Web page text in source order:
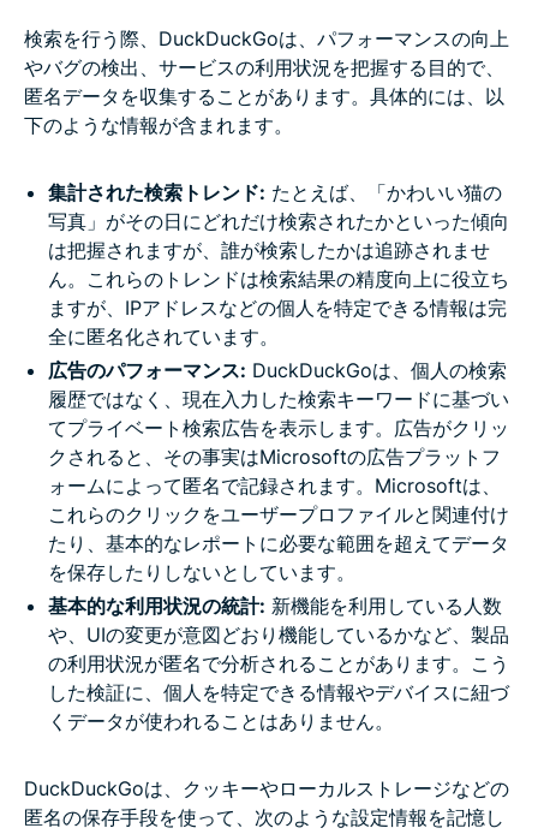
検索を行う際、DuckDuckGoは、パフォーマンスの向上
やバグの検出、サービスの利用状況を把握する目的で、
匿名データを収集することがあります。具体的には、以
下のような情報が含まれます。
集計された検索トレンド: たとえば、「かわいい猫の
写真」がその日にどれだけ検索されたかといった傾向
は把握されますが、誰が検索したかは追跡されませ
ん。これらのトレンドは検索結果の精度向上に役立ち
ますが、IPアドレスなどの個人を特定できる情報は完
全に匿名化されています。
広告のパフォーマンス: DuckDuckGoは、個人の検索
履歴ではなく、現在入力した検索キーワードに基づい
てプライベート検索広告を表示します。広告がクリッ
クされると、その事実はMicrosoftの広告プラットフ
ォームによって匿名で記録されます。Microsoftは、
これらのクリックをユーザープロファイルと関連付け
たり、基本的なレポートに必要な範囲を超えてデータ
を保存したりしないとしています。
基本的な利用状況の統計: 新機能を利用している人数
や、UIの変更が意図どおり機能しているかなど、製品
の利用状況が匿名で分析されることがあります。こう
した検証に、個人を特定できる情報やデバイスに紐づ
くデータが使われることはありません。
DuckDuckGoは、クッキーやローカルストレージなどの
匿名の保存手段を使って、次のような設定情報を記憶し